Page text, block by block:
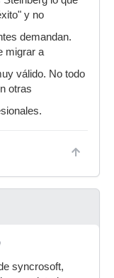
molesto
estamos
es que no te
algo con el
y luego
y no
demandan.
migrar a
válido. No todo
otras
syncrosoft,